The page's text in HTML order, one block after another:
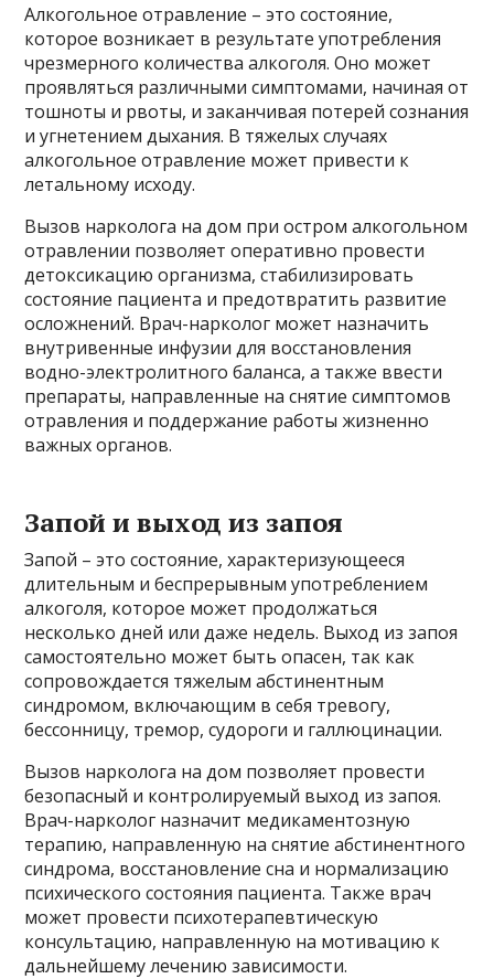
Алкогольное отравление – это состояние,
которое возникает в результате употребления
чрезмерного количества алкоголя. Оно может
проявляться различными симптомами, начиная от
тошноты и рвоты, и заканчивая потерей сознания
и угнетением дыхания. В тяжелых случаях
алкогольное отравление может привести к
летальному исходу.
Вызов нарколога на дом при остром алкогольном
отравлении позволяет оперативно провести
детоксикацию организма, стабилизировать
состояние пациента и предотвратить развитие
осложнений. Врач-нарколог может назначить
внутривенные инфузии для восстановления
водно-электролитного баланса, а также ввести
препараты, направленные на снятие симптомов
отравления и поддержание работы жизненно
важных органов.
Запой и выход из запоя
Запой – это состояние, характеризующееся
длительным и беспрерывным употреблением
алкоголя, которое может продолжаться
несколько дней или даже недель. Выход из запоя
самостоятельно может быть опасен, так как
сопровождается тяжелым абстинентным
синдромом, включающим в себя тревогу,
бессонницу, тремор, судороги и галлюцинации.
Вызов нарколога на дом позволяет провести
безопасный и контролируемый выход из запоя.
Врач-нарколог назначит медикаментозную
терапию, направленную на снятие абстинентного
синдрома, восстановление сна и нормализацию
психического состояния пациента. Также врач
может провести психотерапевтическую
консультацию, направленную на мотивацию к
дальнейшему лечению зависимости.